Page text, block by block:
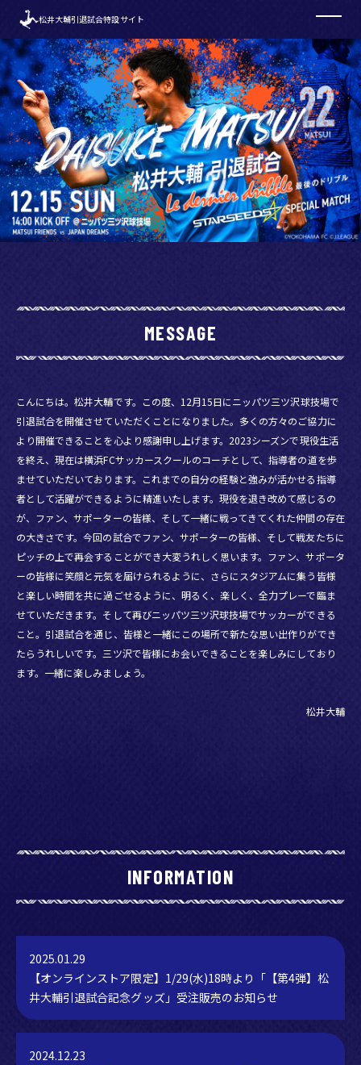
松井大輔引退試合特設サイト
MESSAGE
こんにちは。松井大輔です。この度、12月15日にニッパツ三ツ沢球技場で
引退試合を開催させていただくことになりました。多くの方々のご協力に
より開催できることを心より感謝申し上げます。2023シーズンで現役生活
を終え、現在は横浜FCサッカースクールのコーチとして、指導者の道を歩
ませていただいております。これまでの自分の経験と強みが活かせる指導
者として活躍ができるように精進いたします。現役を退き改めて感じるの
が、ファン、サポーターの皆様、そして一緒に戦ってきてくれた仲間の存在
の大きさです。今回の試合でファン、サポーターの皆様、そして戦友たちに
ピッチの上で再会することができ大変うれしく思います。ファン、サポータ
ーの皆様に笑顔と元気を届けられるように、さらにスタジアムに集う皆様
と楽しい時間を共に過ごせるように、明るく、楽しく、全力プレーで臨ま
せていただきます。そして再びニッパツ三ツ沢球技場でサッカーができる
こと。引退試合を通じ、皆様と一緒にこの場所で新たな思い出作りができ
たらうれしいです。三ツ沢で皆様にお会いできることを楽しみにしており
ます。一緒に楽しみましょう。
松井大輔
INFORMATION
2025.01.29
【オンラインストア限定】1/29(水)18時より「【第4弾】松
井大輔引退試合記念グッズ」受注販売のお知らせ
2024.12.23